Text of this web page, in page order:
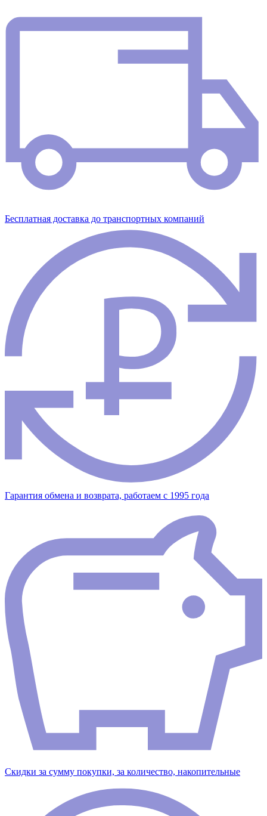
Бесплатная доставка до транспортных компаний
Гарантия обмена и возврата, работаем с 1995 года
Скидки за сумму покупки, за количество, накопительные